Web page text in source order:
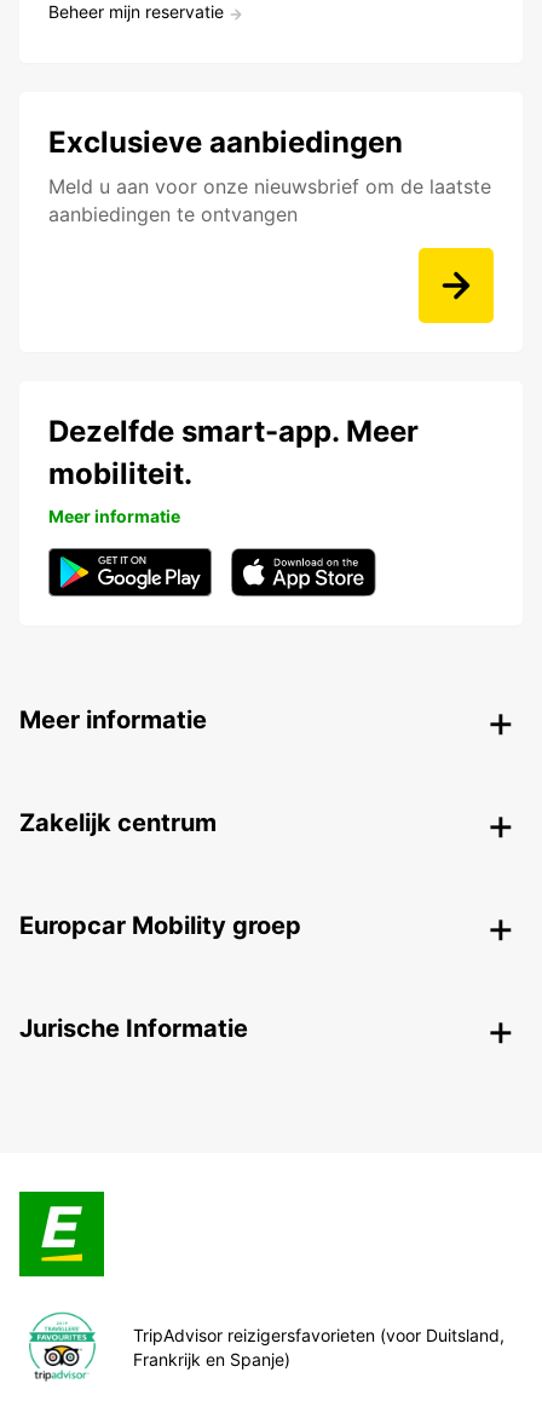
Beheer mijn reservatie
Exclusieve aanbiedingen
Meld u aan voor onze nieuwsbrief om de laatste
aanbiedingen te ontvangen
Dezelfde smart-app. Meer
mobiliteit.
Meer informatie
Meer informatie
Zakelijk centrum
Europcar Mobility groep
Jurische Informatie
TripAdvisor reizigersfavorieten (voor Duitsland,
Frankrijk en Spanje)